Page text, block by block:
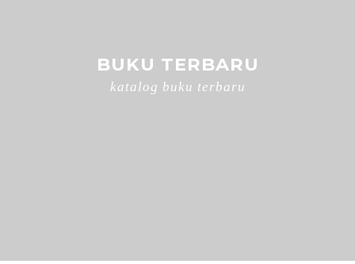
BUKU TERBARU
katalog buku terbaru